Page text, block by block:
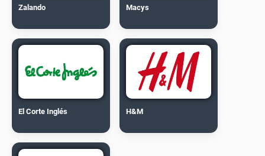
Zalando Macys
El Corte Inglés H&M